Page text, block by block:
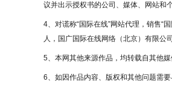
议并出示授权书的公司、媒体、网站和
4、对谎称“国际在线”网站代理，销售“
人，国广国际在线网络（北京）有限公
5、本网其他来源作品，均转载自其他
6、如因作品内容、版权和其他问题需